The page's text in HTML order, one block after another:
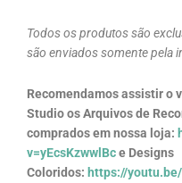
Todos os produtos são
são enviados somente pela
Recomendamos assistir o
Studio os Arquivos de
comprados em nossa loja:
v=yEcsKzwwlBce Designs
Coloridos: https://